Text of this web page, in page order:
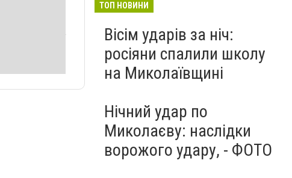
ТОП НОВИНИ
Вісім ударів за ніч:
росіяни спалили школу
на Миколаївщині
Нічний удар по
Миколаєву: наслідки
ворожого удару, - ФОТО